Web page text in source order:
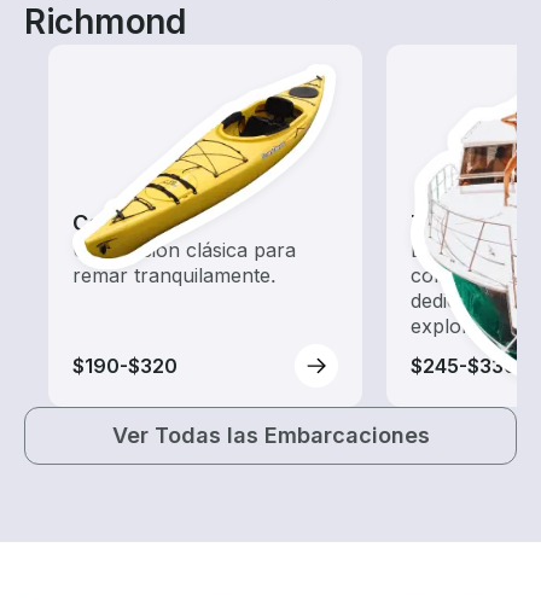
Richmond
Canoas
Una opción clásica para
remar tranquilamente.
$190-$320
Tours
Explora las
con un
dedicado a
exploración.
$245-$330
Ver Todas las Embarcaciones